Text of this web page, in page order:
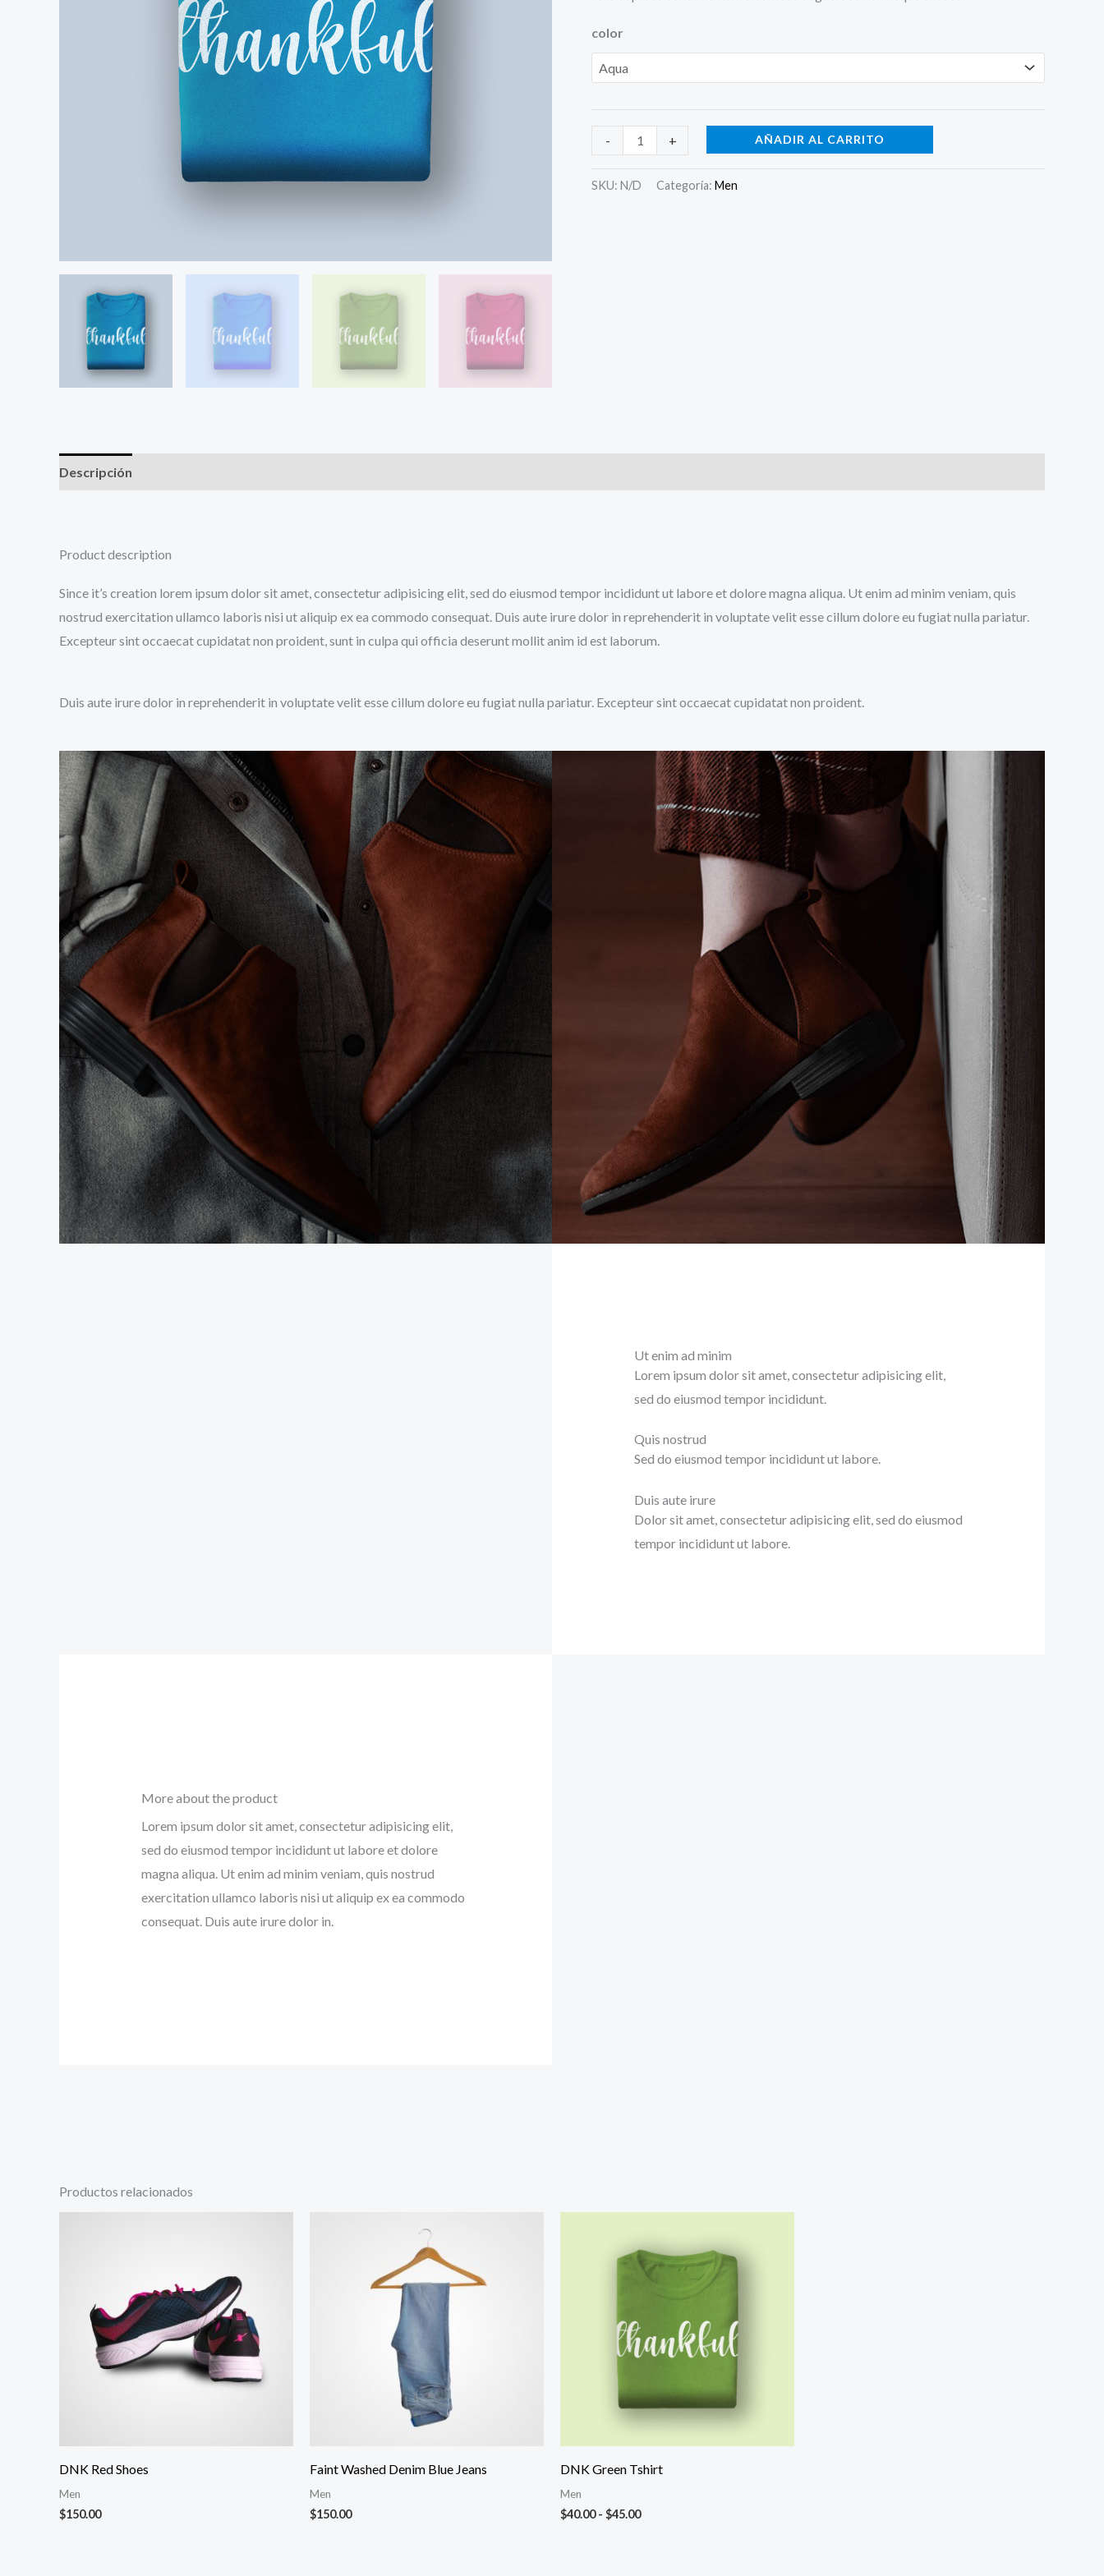
color
- + AÑADIR AL CARRITO
SKU: N/D Categoría: Men
Descripción
Product description
Since it’s creation lorem ipsum dolor sit amet, consectetur adipisicing elit, sed do eiusmod tempor incididunt ut labore et dolore magna aliqua. Ut enim ad minim veniam, quis
nostrud exercitation ullamco laboris nisi ut aliquip ex ea commodo consequat. Duis aute irure dolor in reprehenderit in voluptate velit esse cillum dolore eu fugiat nulla pariatur.
Excepteur sint occaecat cupidatat non proident, sunt in culpa qui officia deserunt mollit anim id est laborum.
Duis aute irure dolor in reprehenderit in voluptate velit esse cillum dolore eu fugiat nulla pariatur. Excepteur sint occaecat cupidatat non proident.
Ut enim ad minim
Lorem ipsum dolor sit amet, consectetur adipisicing elit,
sed do eiusmod tempor incididunt.
Quis nostrud
Sed do eiusmod tempor incididunt ut labore.
Duis aute irure
Dolor sit amet, consectetur adipisicing elit, sed do eiusmod
tempor incididunt ut labore.
More about the product
Lorem ipsum dolor sit amet, consectetur adipisicing elit,
sed do eiusmod tempor incididunt ut labore et dolore
magna aliqua. Ut enim ad minim veniam, quis nostrud
exercitation ullamco laboris nisi ut aliquip ex ea commodo
consequat. Duis aute irure dolor in.
Productos relacionados
DNK Red Shoes
Men
$150.00
Faint Washed Denim Blue Jeans
Men
$150.00
DNK Green Tshirt
Men
$40.00 - $45.00
precios:
desde
$40.00